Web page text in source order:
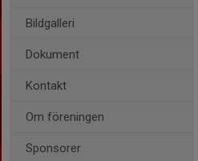
Bildgalleri
Dokument
Kontakt
Om föreningen
Sponsorer